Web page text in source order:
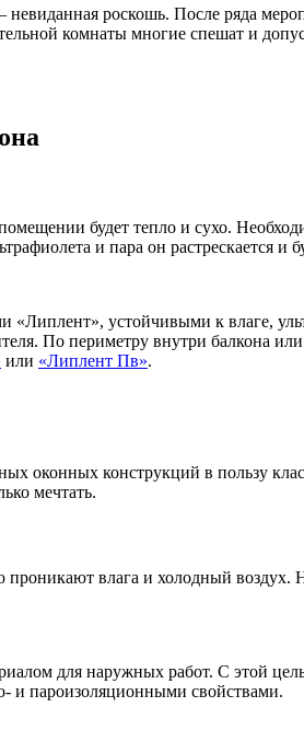
роскошь. После ряда
комнаты многие спешат и
будет тепло и сухо.
и пара он растрескается и
устойчивыми к влаге,
По периметру внутри балкона
или «Липлент Пв».
оконных конструкций в пользу
мечтать.
влага и холодный воздух.
для наружных работ. С этой
и пароизоляционными свойствами.